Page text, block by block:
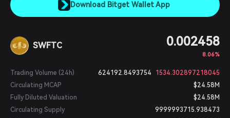
Download Bitget Wallet App
SWFTC 0.002458
8.06%
Trading Volume (24h) 624192.8493754
1534.302897218045
Circulating MCAP
$24.58M
Fully Diluted Valuation
$24.58M
Circulating Supply
9999993715.938473